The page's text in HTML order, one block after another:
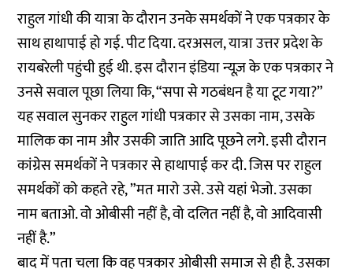
राहुल गांधी की यात्रा के दौरान उनके समर्थकों ने एक पत्रकार के
साथ हाथापाई हो गई. पीट दिया. दरअसल, यात्रा उत्तर प्रदेश के
रायबरेली पहुंची हुई थी. इस दौरान इंडिया न्यूज़ के एक पत्रकार ने
उनसे सवाल पूछा लिया कि, “सपा से गठबंधन है या टूट गया?”
यह सवाल सुनकर राहुल गांधी पत्रकार से उसका नाम, उसके
मालिक का नाम और उसकी जाति आदि पूछने लगे. इसी दौरान
कांग्रेस समर्थकों ने पत्रकार से हाथापाई कर दी. जिस पर राहुल
समर्थकों को कहते रहे, ”मत मारो उसे. उसे यहां भेजो. उसका
नाम बताओ. वो ओबीसी नहीं है, वो दलित नहीं है, वो आदिवासी
नहीं है.”
बाद में पता चला कि वह पत्रकार ओबीसी समाज से ही है. उसका